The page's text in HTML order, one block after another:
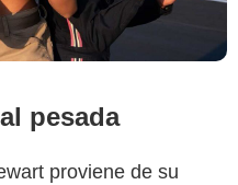
pesada
proviene de su